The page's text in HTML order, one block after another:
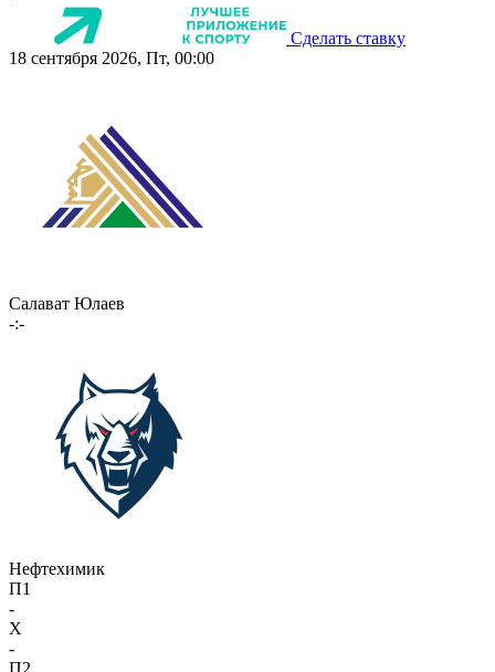
Сделать ставку
18 сентября 2026, Пт, 00:00
Салават Юлаев
-:-
Нефтехимик
П1
-
X
-